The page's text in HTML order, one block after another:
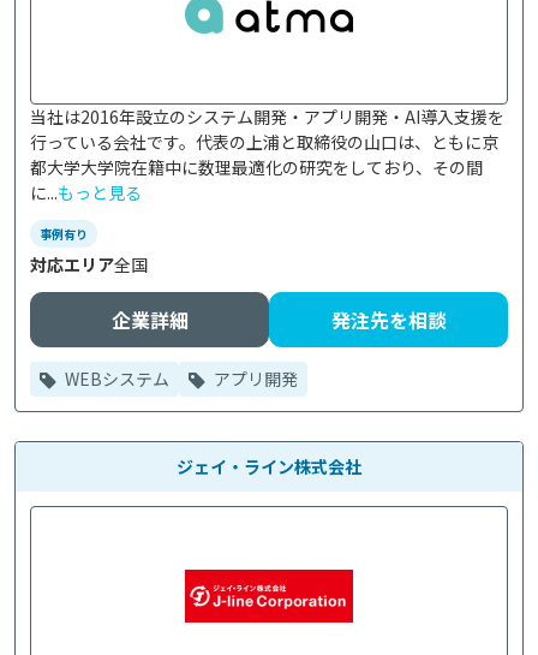
当社は2016年設立のシステム開発・アプリ開発・AI導入支援を
行っている会社です。代表の上浦と取締役の山口は、ともに京
都大学大学院在籍中に数理最適化の研究をしており、その間
に...もっと見る
事例有り
対応エリア全国
企業詳細 発注先を相談
WEBシステム アプリ開発
ジェイ・ライン株式会社